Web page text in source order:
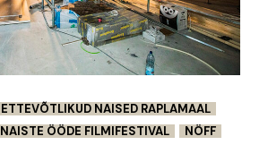
ETTEVÕTLIKUD NAISED RAPLAMAAL
NAISTE ÖÖDE FILMIFESTIVAL
NÖFF